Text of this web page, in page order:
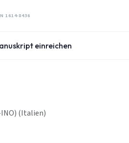
1614-8436
einreichen
(Italien)